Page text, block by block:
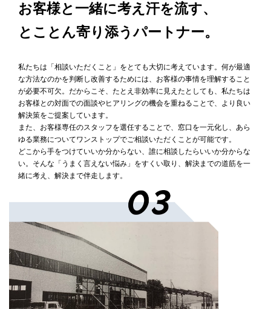
お客様と一緒に考え汗を流す、
とことん寄り添うパートナー。
私たちは「相談いただくこと」をとても大切に考えています。何が最適
な方法なのかを判断し改善するためには、お客様の事情を理解すること
が必要不可欠。だからこそ、たとえ非効率に見えたとしても、私たちは
お客様との対面での面談やヒアリングの機会を重ねることで、より良い
解決策をご提案しています。
また、お客様専任のスタッフを選任することで、窓口を一元化し、あら
ゆる業務についてワンストップでご相談いただくことが可能です。
どこから手をつけていいか分からない、誰に相談したらいいか分からな
い。そんな「うまく言えない悩み」をすくい取り、解決までの道筋を一
緒に考え、解決まで伴走します。